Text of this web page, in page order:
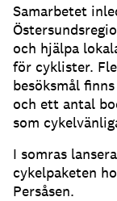
Samarbetet
och hjälpa
för cyklister.
besöksmål
och ett antal
som
I somras
cykelpaketen
Persåsen.